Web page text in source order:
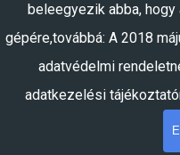
beleegyezik abba,
gépére,továbbá: A 2018
adatvédelmi
adatkezelési